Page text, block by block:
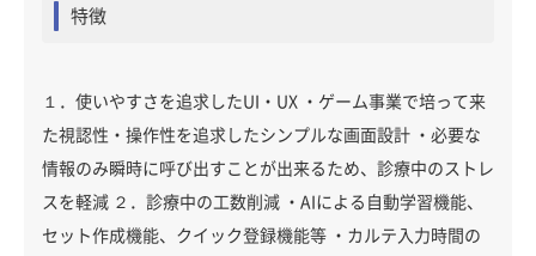
特徴
１．使いやすさを追求したUI・UX ・ゲーム事業で培って来
た視認性・操作性を追求したシンプルな画面設計 ・必要な
情報のみ瞬時に呼び出すことが出来るため、診療中のストレ
スを軽減 ２．診療中の工数削減 ・AIによる自動学習機能、
セット作成機能、クイック登録機能等 ・カルテ入力時間の